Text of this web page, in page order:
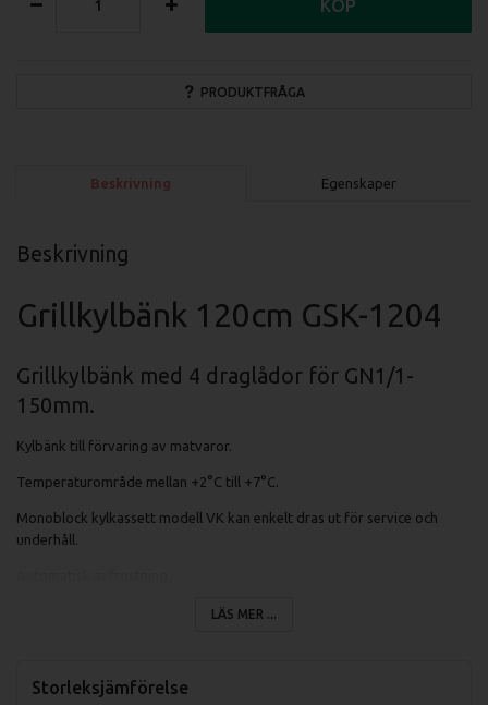
PRODUKTFRÅGA
KÖP
Beskrivning Egenskaper
Beskrivning
Grillkylbänk 120cm GSK-1204
Grillkylbänk med 4 draglådor för GN1/1-
150mm.
Kylbänk till förvaring av matvaror.
Temperaturområde mellan +2°C till +7°C.
Monoblock kylkassett modell VK kan enkelt dras ut för service och
underhåll.
Lådorna öppnas 110% så det enkelt går att få ner kantinerna och varor.
LÄS MER ...
Storleksjämförelse